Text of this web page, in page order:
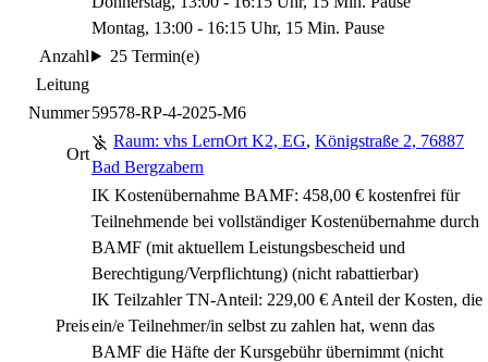
Montag, 13:00 - 16:15 Uhr, 15 Min. Pause
Anzahl
25 Termin(e)
Leitung
Nummer59578-RP-4-2025-M6
Ort
Raum: vhs LernOrt K2, EG, Königstraße 2, 76887
Bad Bergzabern
Preis
IK Kostenübernahme BAMF: 458,00 € kostenfrei für
Teilnehmende bei vollständiger Kostenübernahme durch
BAMF (mit aktuellem Leistungsbescheid und
Berechtigung/Verpflichtung) (nicht rabattierbar)
IK Teilzahler TN-Anteil: 229,00 € Anteil der Kosten, die
ein/e Teilnehmer/in selbst zu zahlen hat, wenn das
BAMF die Häfte der Kursgebühr übernimmt (nicht